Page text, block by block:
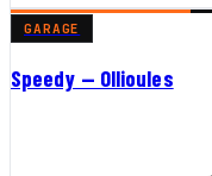
GARAGE
Speedy — Ollioules